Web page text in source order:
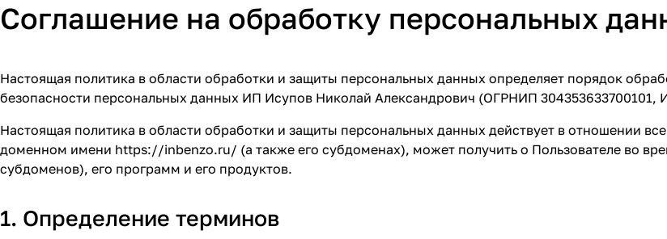
Соглашение на обработку персональных
Настоящая политика в области обработки и защиты персональных данных определяет порядок
безопасности персональных данных ИП Исупов Николай Александрович (ОГРНИП 304353633700101,
Настоящая политика в области обработки и защиты персональных данных действует в отношении
доменном имени https://inbenzo.ru/ (а также его субдоменах), может получить о Пользователе во
субдоменов), его программ и его продуктов.
1. Определение терминов